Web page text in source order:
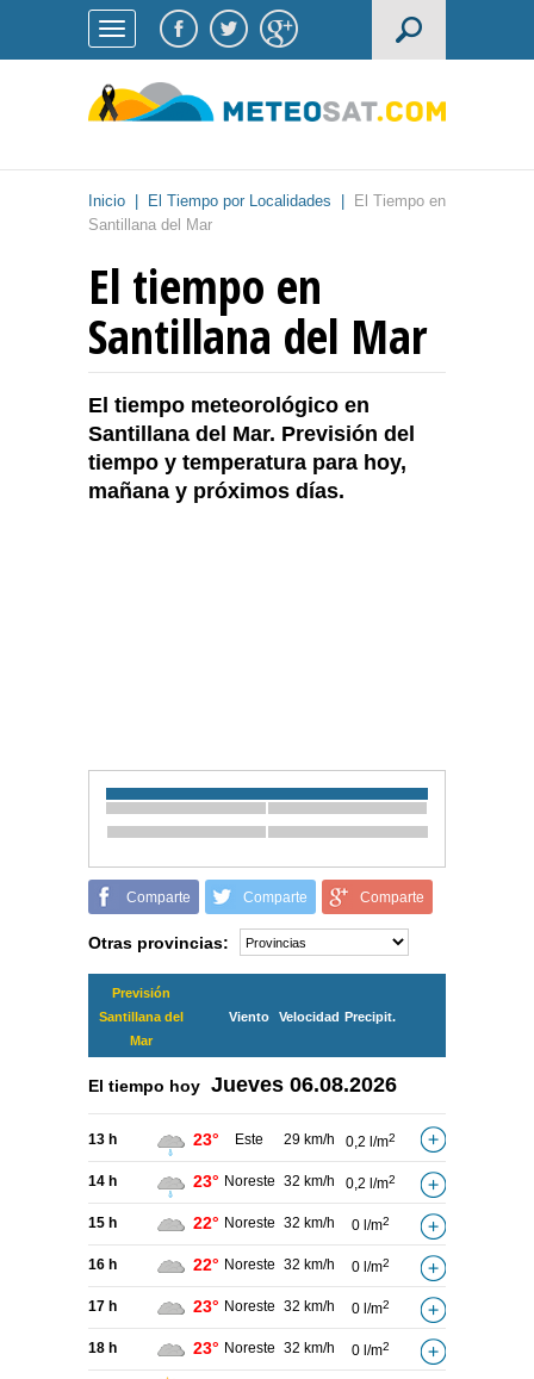
Inicio El Tiempo por Localidades
El Tiempo en
Santillana del Mar
El tiempo en
Santillana del Mar
El tiempo meteorológico en
Santillana del Mar. Previsión del
tiempo y temperatura para hoy,
mañana y próximos días.
Comparte Comparte Comparte
Otras provincias:
Previsión
Santillana del
Mar
Viento Velocidad Precipit.
El tiempo hoy Jueves 06.08.2026
13 h 23° Este 29 km/h 0,2 l/m2
14 h 23° Noreste 32 km/h 0,2 l/m2
15 h 22° Noreste 32 km/h 0 l/m2
16 h 22° Noreste 32 km/h 0 l/m2
17 h 23° Noreste 32 km/h 0 l/m2
18 h 23° Noreste 32 km/h 0 l/m2